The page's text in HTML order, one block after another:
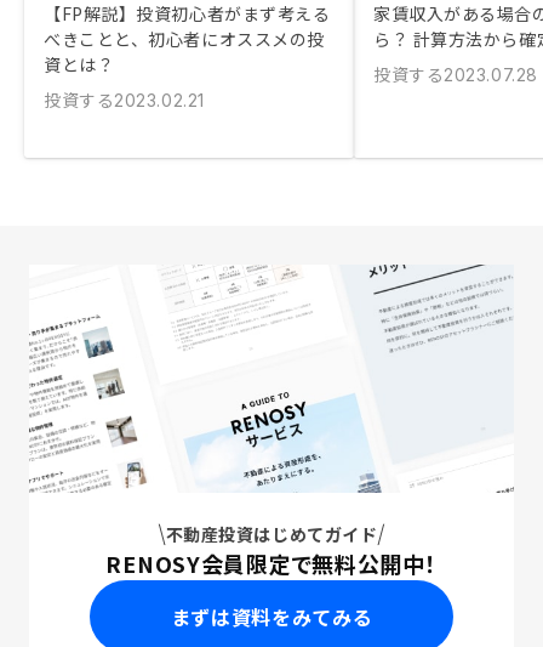
【FP解説】投資初心者がまず考える
べきことと、初心者にオススメの投
資とは？
投資する2023.02.21
家賃収入がある場合
ら？ 計算方法から
投資する2023.07.28
不動産投資はじめてガイド
RENOSY会員限定で無料公開中！
まずは資料をみてみる